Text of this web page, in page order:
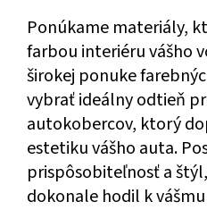
Ponúkame materiály,
farbou interiéru vášho
širokej ponuke
vybrať ideálny odtieň
autokobercov, ktorý
estetiku vášho auta.
prispôsobiteľnosť a
dokonale hodil k